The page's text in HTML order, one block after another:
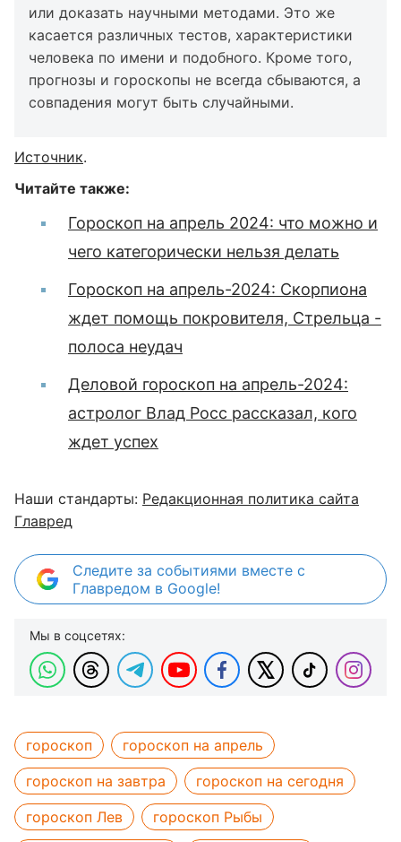
или доказать научными методами. Это же
касается различных тестов, характеристики
человека по имени и подобного. Кроме того,
прогнозы и гороскопы не всегда сбываются, а
совпадения могут быть случайными.
Источник.
Читайте также:
Гороскоп на апрель 2024: что можно и
чего категорически нельзя делать
Гороскоп на апрель-2024: Скорпиона
ждет помощь покровителя, Стрельца -
полоса неудач
Деловой гороскоп на апрель-2024:
астролог Влад Росс рассказал, кого
ждет успех
Наши стандарты: Редакционная политика сайта
Главред
Следите за событиями вместе с
Главредом в Google!
Мы в соцсетях:
гороскоп
гороскоп на апрель
гороскоп на завтра
гороскоп на сегодня
гороскоп Лев
гороскоп Рыбы